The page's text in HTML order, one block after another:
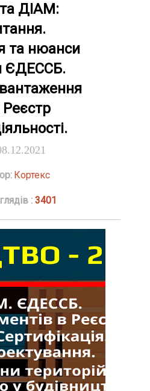
ДІАМ:
та нюанси
ЄДЕССБ.
Кортекс
:3401